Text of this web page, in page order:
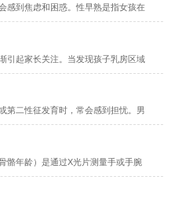
感到焦虑和困惑。性早熟是指女孩在
引起家长关注。当发现孩子乳房区域
第二性征发育时，常会感到担忧。男
骼年龄）是通过X光片测量手或手腕